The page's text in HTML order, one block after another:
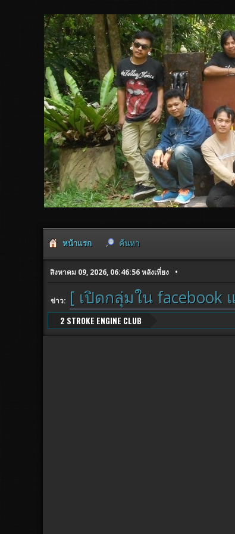
หน้าแรก ค้นหา
สิงหาคม 09, 2026, 06:46:56 หลังเที่ยง
ข่าว: [ เปิดกลุ่มใน facebook
2 STROKE ENGINE CLUB